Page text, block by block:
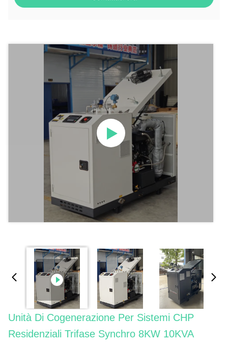
Unità Di Cogenerazione Per Sistemi CHP
Residenziali Trifase Synchro 8KW 10KVA